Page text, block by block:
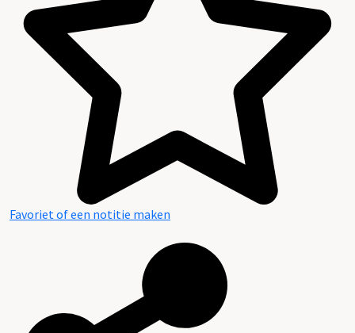
Favoriet of een notitie maken